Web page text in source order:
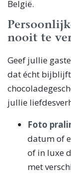
België.
nooit te
Geef jullie
dat écht
jullie
Foto
datum of
of in luxe
met